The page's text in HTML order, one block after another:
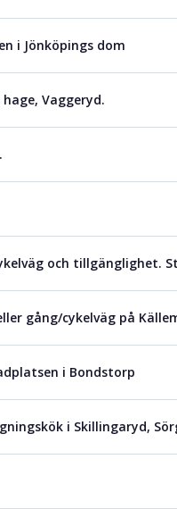
i Jönköpings dom
Vaggeryd.
och tillgänglighet.
gång/cykelväg på
i Bondstorp
i Skillingaryd,